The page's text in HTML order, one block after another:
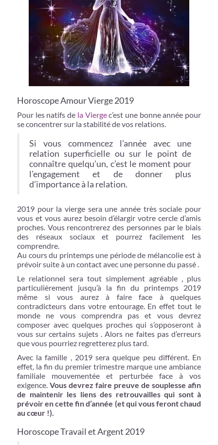
Horoscope Amour Vierge 2019
Pour les natifs de la Viergec’est une bonne année pour
se concentrer sur la stabilité de vos relations.
Si vous commencez l’année avec une
relation superficielle ou sur le point de
connaître quelqu’un, c’est le moment pour
l’engagement et de donner plus
d’importance à la relation.
2019 pour la vierge sera une année très sociale pour
vous et vous aurez besoin d’élargir votre cercle d’amis
proches. Vous rencontrerez des personnes par le biais
des réseaux sociaux et pourrez facilement les
comprendre.
Au cours du printemps une période de mélancolie est à
prévoir suite à un contact avec une personne du passé .
Le relationnel sera tout simplement agréable , plus
particulièrement jusqu’à la fin du printemps 2019
même si vous aurez à faire face à quelques
contradicteurs dans votre entourage. En effet tout le
monde ne vous comprendra pas et vous devrez
composer avec quelques proches qui s’opposeront à
vous sur certains sujets . Alors ne faites pas d’erreurs
que vous pourriez regretterez plus tard.
Avec la famille , 2019 sera quelque peu différent. En
effet, la fin du premier trimestre marque une ambiance
familiale mouvementée et perturbée face à vos
exigence. Vous devrez faire preuve de souplesse afin
de maintenir les liens des retrouvailles qui sont à
prévoir en cette fin d’année (et qui vous feront chaud
au cœur !).
Horoscope Travail et Argent 2019